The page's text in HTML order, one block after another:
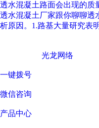
透水混凝土路面会出现的质
透水混凝土厂家跟你聊聊透
析原因。1.路基大量研究表
光龙网络
一键拨号
微信咨询
产品中心